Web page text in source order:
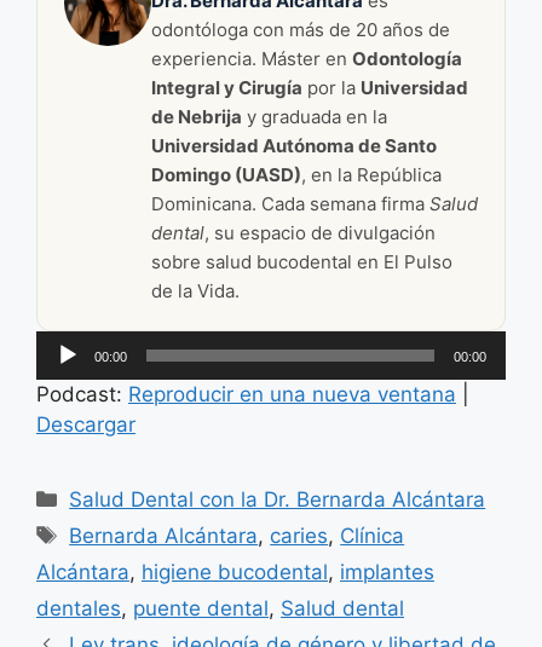
odontóloga con más de 20 años de
experiencia. Máster en Odontología
Integral y Cirugía por la Universidad
de Nebrija y graduada en la
Universidad Autónoma de Santo
Domingo (UASD), en la República
Dominicana. Cada semana firma Salud
dental, su espacio de divulgación
sobre salud bucodental en El Pulso
de la Vida.
Reproductor
de
audio
00:00 00:00
Podcast: Reproducir en una nueva ventana
Descargar
Categorías
Salud Dental con la Dr. Bernarda Alcántara
Etiquetas
Bernarda Alcántara, caries, Clínica
Alcántara, higiene bucodental, implantes
dentales, puente dental, Salud dental